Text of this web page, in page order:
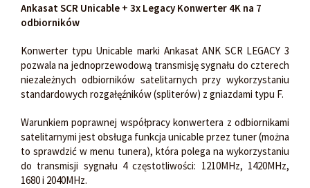
Ankasat SCR Unicable + 3x Legacy Konwerter 4K na 7
odbiorników
Konwerter typu Unicable marki Ankasat ANK SCR LEGACY 3
pozwala na jednoprzewodową transmisję sygnału do czterech
niezależnych odbiorników satelitarnych przy wykorzystaniu
standardowych rozgałęźników (spliterów) z gniazdami typu F.
Warunkiem poprawnej współpracy konwertera z odbiornikami
satelitarnymi jest obsługa funkcja unicable przez tuner (można
to sprawdzić w menu tunera), która polega na wykorzystaniu
do transmisji sygnału 4 częstotliwości: 1210MHz, 1420MHz,
1680 i 2040MHz.